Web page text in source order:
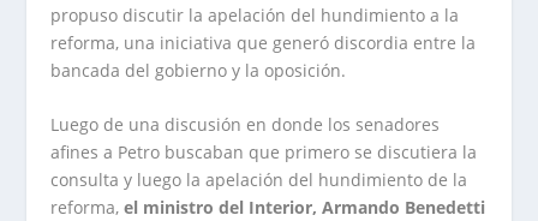
propuso discutir la apelación del hundimiento a la
reforma, una iniciativa que generó discordia entre la
bancada del gobierno y la oposición.
Luego de una discusión en donde los senadores
afines a Petro buscaban que primero se discutiera la
consulta y luego la apelación del hundimiento de la
reforma,el ministro del Interior, Armando Benedetti